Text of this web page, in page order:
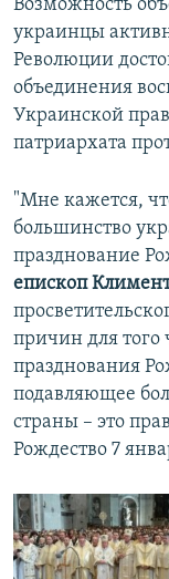
Возможность
украинцы
Революции
объединения
Украинской
патриархата
"Мне кажется,
большинство
празднование
епископ
причин для того
празднования
подавляющее
страны – это
Рождество 7